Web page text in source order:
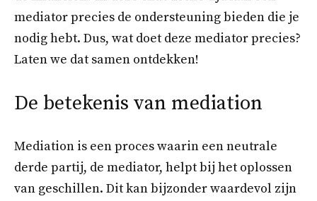
mediator precies de ondersteuning bieden die je
nodig hebt. Dus, wat doet deze mediator precies?
Laten we dat samen ontdekken!
De betekenis van mediation
Mediation is een proces waarin een neutrale
derde partij, de mediator, helpt bij het oplossen
van geschillen. Dit kan bijzonder waardevol zijn